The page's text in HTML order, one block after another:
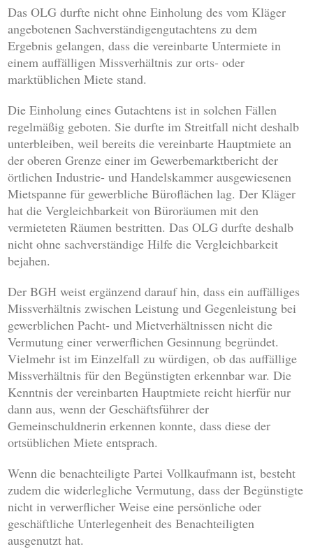
Das OLG durfte nicht ohne Einholung des vom Kläger
angebotenen Sachverständigengutachtens zu dem
Ergebnis gelangen, dass die vereinbarte Untermiete in
einem auffälligen Missverhältnis zur orts- oder
marktüblichen Miete stand.
Die Einholung eines Gutachtens ist in solchen Fällen
regelmäßig geboten. Sie durfte im Streitfall nicht deshalb
unterbleiben, weil bereits die vereinbarte Hauptmiete an
der oberen Grenze einer im Gewerbemarktbericht der
örtlichen Industrie- und Handelskammer ausgewiesenen
Mietspanne für gewerbliche Büroflächen lag. Der Kläger
hat die Vergleichbarkeit von Büroräumen mit den
vermieteten Räumen bestritten. Das OLG durfte deshalb
nicht ohne sachverständige Hilfe die Vergleichbarkeit
bejahen.
Der BGH weist ergänzend darauf hin, dass ein auffälliges
Missverhältnis zwischen Leistung und Gegenleistung bei
gewerblichen Pacht- und Mietverhältnissen nicht die
Vermutung einer verwerflichen Gesinnung begründet.
Vielmehr ist im Einzelfall zu würdigen, ob das auffällige
Missverhältnis für den Begünstigten erkennbar war. Die
Kenntnis der vereinbarten Hauptmiete reicht hierfür nur
dann aus, wenn der Geschäftsführer der
Gemeinschuldnerin erkennen konnte, dass diese der
ortsüblichen Miete entsprach.
Wenn die benachteiligte Partei Vollkaufmann ist, besteht
zudem die widerlegliche Vermutung, dass der Begünstigte
nicht in verwerflicher Weise eine persönliche oder
geschäftliche Unterlegenheit des Benachteiligten
ausgenutzt hat.